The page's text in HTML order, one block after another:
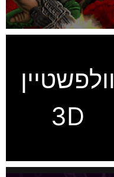
וולפשטיין
3D